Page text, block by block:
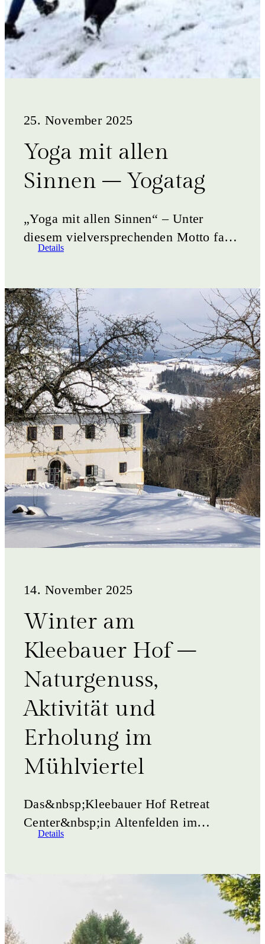
25. November 2025
Yoga mit allen
Sinnen – Yogatag
„Yoga mit allen Sinnen“ – Unter
diesem vielversprechenden Motto fand
der Yogatag am 23.11.2025 am
hieß&hellip;
Details
14. November 2025
Winter am
Kleebauer Hof –
Naturgenuss,
Aktivität und
Erholung im
Mühlviertel
Das&nbsp;Kleebauer Hof Retreat
Center&nbsp;in Altenfelden im
oberösterreichischen Mühlviertel
der Ruhe, Naturerlebnisse und
Details